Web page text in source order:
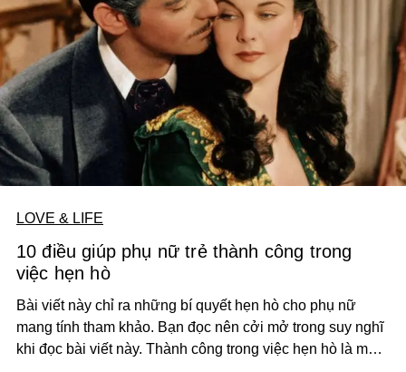
LOVE & LIFE
10 điều giúp phụ nữ trẻ thành công trong
việc hẹn hò
Bài viết này chỉ ra những bí quyết hẹn hò cho phụ nữ
mang tính tham khảo. Bạn đọc nên cởi mở trong suy nghĩ
khi đọc bài viết này. Thành công trong việc hẹn hò là một